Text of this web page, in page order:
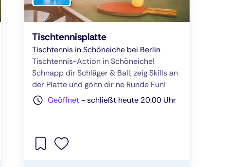
Tischtennisplatte
Tischtennis in Schöneiche bei Berlin
Tischtennis-Action in Schöneiche!
Schnapp dir Schläger & Ball, zeig Skills an
der Platte und gönn dir ne Runde Fun!
Geöffnet -schließt heute 20:00 Uhr